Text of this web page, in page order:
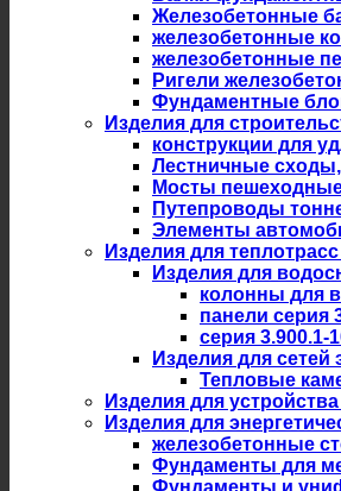
Железобетонные
железобетонные
железобетонные
Ригели
Фундаментные
Изделия для
конструкции для
Лестничные
Мосты
Путепроводы
Элементы
Изделия для
Изделия для
колонны для
панели серия
серия 3.900.1-
Изделия для сетей
Тепловые
Изделия для
Изделия для
железобетонные
Фундаменты для
Фундаменты и